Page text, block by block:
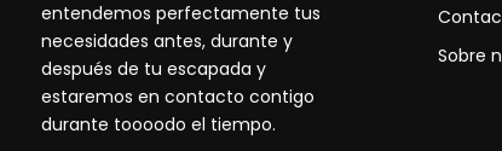
entendemos perfectamente tus
necesidades antes, durante y
después de tu escapada y
estaremos en contacto contigo
durante toooodo el tiempo.
Sobre